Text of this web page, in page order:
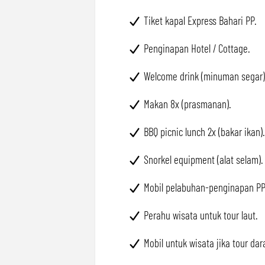
Tiket kapal Express Bahari PP.
Penginapan Hotel / Cottage.
Welcome drink (minuman
Makan 8x (prasmanan).
BBQ picnic lunch 2x (bakar ikan).
Snorkel equipment (alat selam).
Mobil pelabuhan-penginapan
Perahu wisata untuk tour laut.
Mobil untuk wisata jika tour